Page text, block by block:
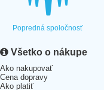
Popredná spoločnosť
Všetko o nákupe
Ako nakupovať
Cena dopravy
Ako platiť